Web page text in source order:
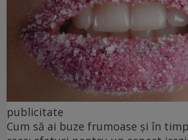
publicitate
Cum să ai buze frumoase şi în